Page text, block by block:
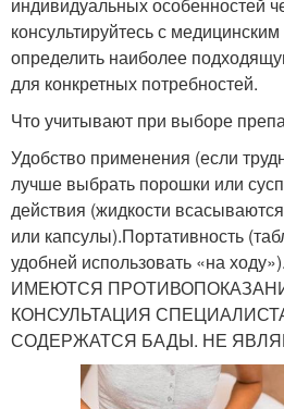
индивидуальных особенностей
консультируйтесь с
определить наиболее
для конкретных потребностей.
Что учитывают при выборе
Удобство применения (если
лучше выбрать порошки или
действия (жидкости
или капсулы).Портативность
удобней использовать «на ходу»).
ИМЕЮТСЯ
КОНСУЛЬТАЦИЯ
СОДЕРЖАТСЯ БАДЫ. НЕ